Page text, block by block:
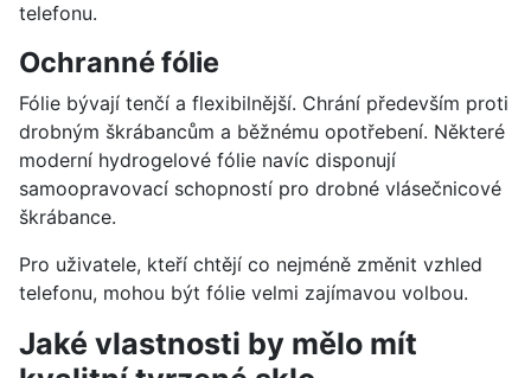
telefonu.
Ochranné fólie
Fólie bývají tenčí a flexibilnější. Chrání především proti
drobným škrábancům a běžnému opotřebení. Některé
moderní hydrogelové fólie navíc disponují
samoopravovací schopností pro drobné vlásečnicové
škrábance.
Pro uživatele, kteří chtějí co nejméně změnit vzhled
telefonu, mohou být fólie velmi zajímavou volbou.
Jaké vlastnosti by mělo mít